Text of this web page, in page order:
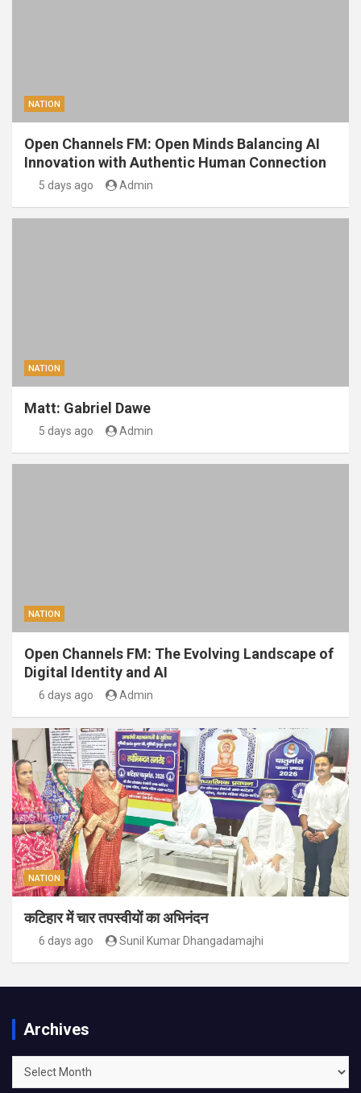
NATION
Open Channels FM: Open Minds Balancing AI
Innovation with Authentic Human Connection
5 days ago Admin
NATION
Matt: Gabriel Dawe
5 days ago Admin
NATION
Open Channels FM: The Evolving Landscape of
Digital Identity and AI
6 days ago Admin
NATION
कटिहार में चार तपस्वीयों का अभिनंदन
6 days ago Sunil Kumar Dhangadamajhi
Archives
Archives